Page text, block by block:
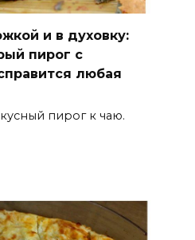
и в духовку:
пирог с
любая
пирог к чаю.